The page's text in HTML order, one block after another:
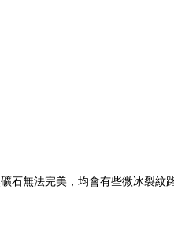
石無法完美，均會有些微冰裂紋